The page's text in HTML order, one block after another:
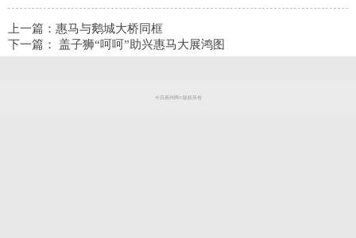
上一篇： 惠马与鹅城大桥同框
下一篇： 盖子狮“呵呵”助兴惠马大展鸿图
今日惠州网©版权所有